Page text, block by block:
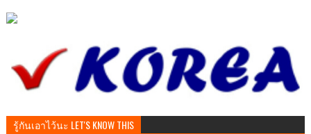
รู้กันเอาไว้นะ LET'S KNOW THIS